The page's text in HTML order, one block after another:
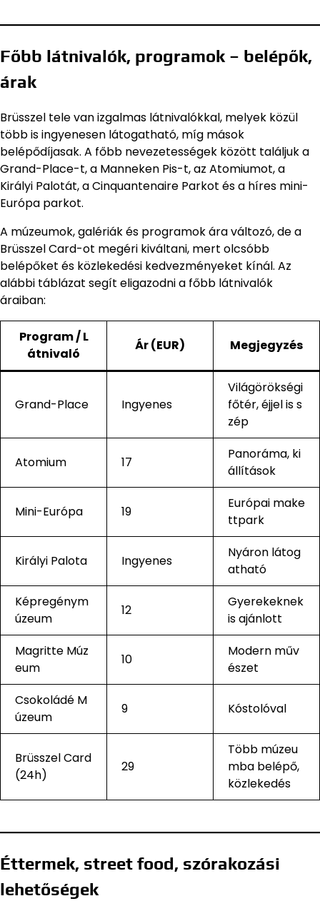
Főbb látnivalók, programok – belépők,
árak
Brüsszel tele van izgalmas látnivalókkal, melyek közül
több is ingyenesen látogatható, míg mások
belépődíjasak. A főbb nevezetességek között találjuk a
Grand-Place-t, a Manneken Pis-t, az Atomiumot, a
Királyi Palotát, a Cinquantenaire Parkot és a híres mini-
Európa parkot.
A múzeumok, galériák és programok ára változó, de a
Brüsszel Card-ot megéri kiváltani, mert olcsóbb
belépőket és közlekedési kedvezményeket kínál. Az
alábbi táblázat segít eligazodni a főbb látnivalók
áraiban:
Program / L
átnivaló
Ár (EUR) Megjegyzés
Grand-Place Ingyenes
Világörökségi
főtér, éjjel is s
zép
Atomium 17
Panoráma, ki
állítások
Mini-Európa 19
Európai make
ttpark
Királyi Palota Ingyenes
Nyáron látog
atható
Képregénym
úzeum
12
Gyerekeknek
is ajánlott
Magritte Múz
eum
10
Modern műv
észet
Csokoládé M
úzeum
9 Kóstolóval
Brüsszel Card
(24h)
29
Több múzeu
mba belépő,
közlekedés
Éttermek, street food, szórakozási
lehetőségek